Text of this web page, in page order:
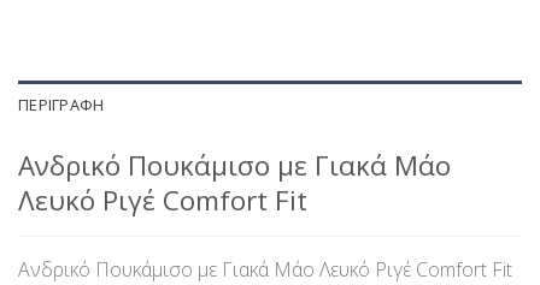
ΠΕΡΙΓΡΑΦΉ
Ανδρικό Πουκάμισο με Γιακά Μάο
Λευκό Ριγέ Comfort Fit
Ανδρικό Πουκάμισο με Γιακά Μάο Λευκό Ριγέ Comfort Fit